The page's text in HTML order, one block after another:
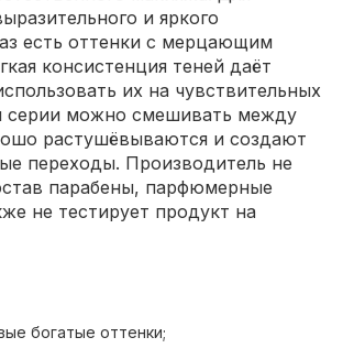
и яркого
есть оттенки с мерцающим
консистенция теней даёт
их на чувствительных
серии можно смешивать между
растушёвываются и создают
переходы. Производитель не
парабены, парфюмерные
не тестирует продукт на
богатые оттенки;